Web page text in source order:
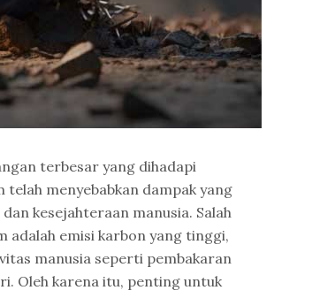
terbesar yang dihadapi
telah menyebabkan dampak yang
kesejahteraan manusia. Salah
adalah emisi karbon yang tinggi,
manusia seperti pembakaran
Oleh karena itu, penting untuk